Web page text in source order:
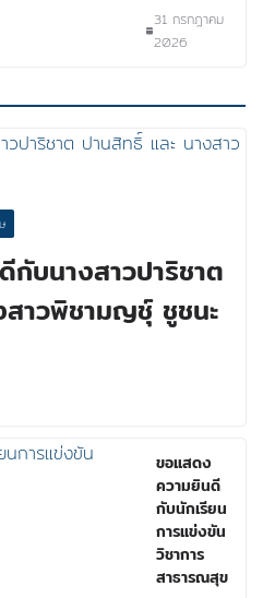
31 กรกฎาคม
2026
บนางสาวปาริชาต
าวพิชามญชุ์ ชูชนะ
ขอแสดง
ความยินดี
กับนักเรียน
การแข่งขัน
วิชาการ
สาธารณสุข